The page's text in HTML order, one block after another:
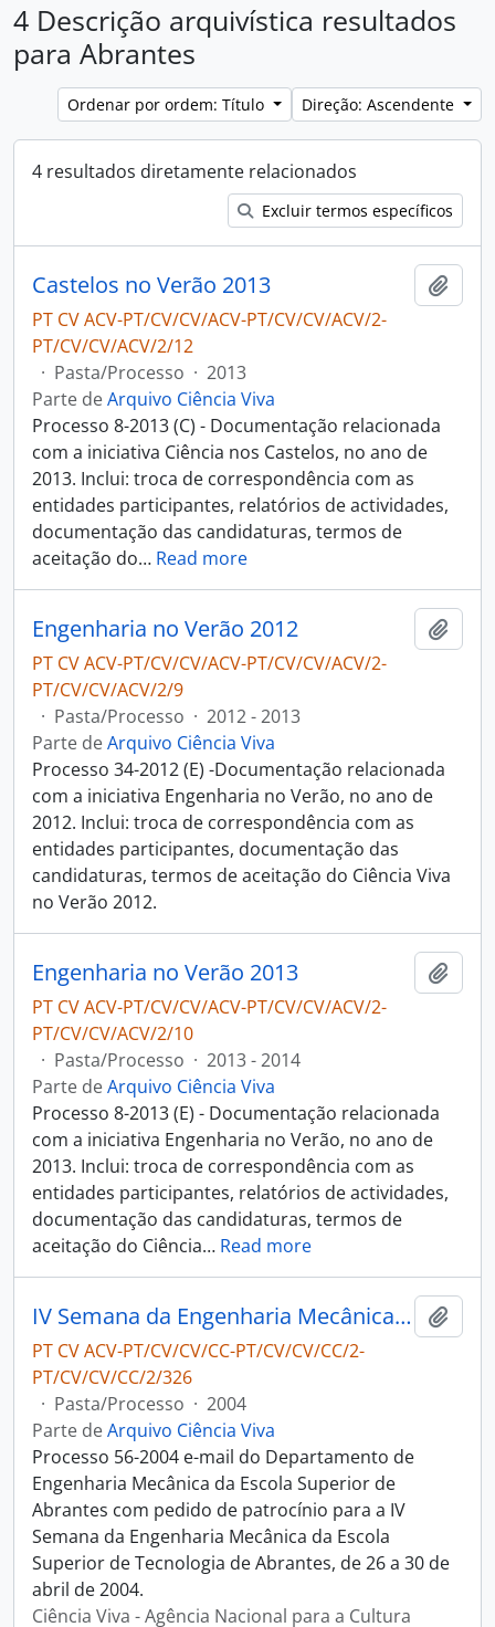
4 Descrição arquivística resultados
para Abrantes
Ordenar por ordem: Título Direção: Ascendente
4 resultados diretamente relacionados
Excluir termos específicos
Castelos no Verão 2013
PT CV ACV-PT/CV/CV/ACV-PT/CV/CV/ACV/2-
PT/CV/CV/ACV/2/12
· Pasta/Processo · 2013
Parte deArquivo Ciência Viva
Processo 8-2013 (C) - Documentação relacionada
com a iniciativa Ciência nos Castelos, no ano de
2013. Inclui: troca de correspondência com as
entidades participantes, relatórios de actividades,
documentação das candidaturas, termos de
aceitação do… Read more
Engenharia no Verão 2012
PT CV ACV-PT/CV/CV/ACV-PT/CV/CV/ACV/2-
PT/CV/CV/ACV/2/9
· Pasta/Processo · 2012 - 2013
Parte deArquivo Ciência Viva
Processo 34-2012 (E) -Documentação relacionada
com a iniciativa Engenharia no Verão, no ano de
2012. Inclui: troca de correspondência com as
entidades participantes, documentação das
candidaturas, termos de aceitação do Ciência Viva
no Verão 2012.
Engenharia no Verão 2013
PT CV ACV-PT/CV/CV/ACV-PT/CV/CV/ACV/2-
PT/CV/CV/ACV/2/10
· Pasta/Processo · 2013 - 2014
Parte deArquivo Ciência Viva
Processo 8-2013 (E) - Documentação relacionada
com a iniciativa Engenharia no Verão, no ano de
2013. Inclui: troca de correspondência com as
entidades participantes, relatórios de actividades,
documentação das candidaturas, termos de
aceitação do Ciência… Read more
IV Semana da Engenharia Mecânica da Escola Superior de Tecnologia de Abrantes
PT CV ACV-PT/CV/CV/CC-PT/CV/CV/CC/2-
PT/CV/CV/CC/2/326
· Pasta/Processo · 2004
Parte deArquivo Ciência Viva
Processo 56-2004 e-mail do Departamento de
Engenharia Mecânica da Escola Superior de
Abrantes com pedido de patrocínio para a IV
Semana da Engenharia Mecânica da Escola
Superior de Tecnologia de Abrantes, de 26 a 30 de
abril de 2004.
Ciência Viva - Agência Nacional para a Cultura